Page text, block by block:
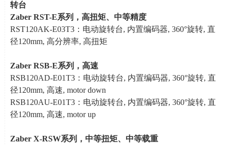
转台
Zaber RST-E系列，高扭矩、中等精度
RST120AK-E03T3：电动旋转台, 内置编码器, 360°旋转, 直
径120mm, 高分辨率, 高扭矩
Zaber RSB-E系列 ，高速
RSB120AD-E01T3：电动旋转台, 内置编码器, 360°旋转, 直
径120mm, 高速, motor down
RSB120AU-E01T3：电动旋转台, 内置编码器, 360°旋转, 直
径120mm, 高速, motor up
Zaber X-RSW系列，中等扭矩、中等载重